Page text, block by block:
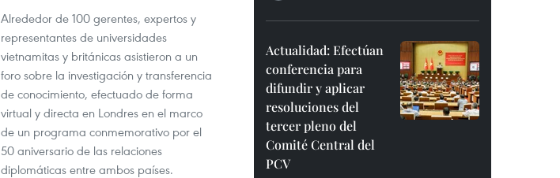
Alrededor de 100 gerentes, expertos y
representantes de universidades
vietnamitas y británicas asistieron a un
foro sobre la investigación y transferencia
de conocimiento, efectuado de forma
virtual y directa en Londres en el marco
de un programa conmemorativo por el
50 aniversario de las relaciones
diplomáticas entre ambos países.
Actualidad: Efectúan
conferencia para
difundir y aplicar
resoluciones del
tercer pleno del
Comité Central del
PCV